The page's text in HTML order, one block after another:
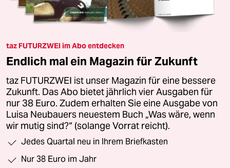
taz FUTURZWEI im Abo entdecken
Endlich mal ein Magazin für Zukunft
taz FUTURZWEI ist unser Magazin für eine bessere
Zukunft. Das Abo bietet jährlich vier Ausgaben für
nur 38 Euro. Zudem erhalten Sie eine Ausgabe von
Luisa Neubauers neuestem Buch „Was wäre, wenn
wir mutig sind?“ (solange Vorrat reicht).
Jedes Quartal neu in Ihrem Briefkasten
Nur 38 Euro im Jahr